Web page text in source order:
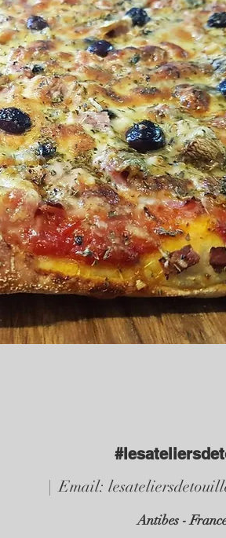
| Email:
Antibes -